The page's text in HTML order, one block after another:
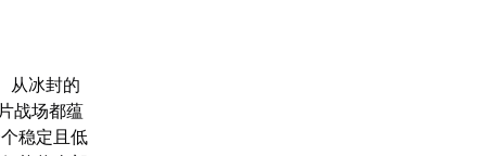
从冰封的
战场都蕴
稳定且低